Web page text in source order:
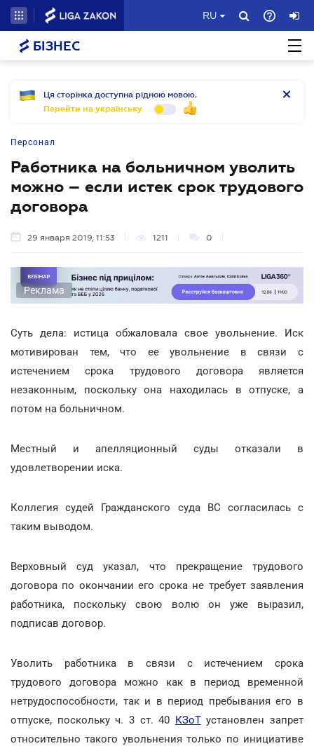
RU
БІЗНЕС
Ця сторінка доступна рідною мовою.
Перейти на українську
Персонал
Работника на больничном уволить
можно – если истек срок трудового
договора
29 января 2019, 11:53 1211 0
Реклама
Суть дела: истица обжаловала свое увольнение. Иск
мотивирован тем, что ее увольнение в связи с
истечением срока трудового договора является
незаконным, поскольку она находилась в отпуске, а
потом на больничном.
Местный и апелляционный суды отказали в
удовлетворении иска.
Коллегия судей Гражданского суда ВС согласилась с
таким выводом.
Верховный суд указал, что прекращение трудового
договора по окончании его срока не требует заявления
работника, поскольку свою волю он уже выразил,
подписав договор.
Уволить работника в связи с истечением срока
трудового договора можно как в период временной
нетрудоспособности, так и в период пребывания его в
отпуске, поскольку ч. 3 ст. 40 КЗоТустановлен запрет
относительно такого увольнения только по инициативе